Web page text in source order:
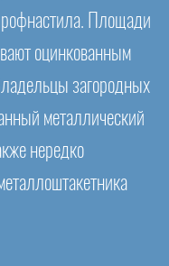
Площади
оцинкованным
загородных
металлический
нередко